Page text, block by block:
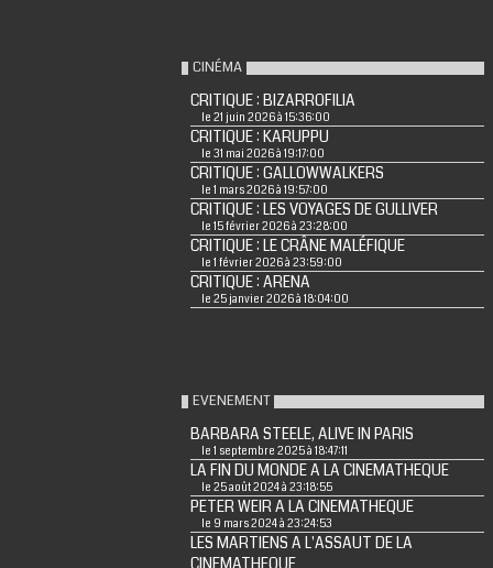
CINÉMA
CRITIQUE : BIZARROFILIA
le 21 juin 2026 à 15:36:00
CRITIQUE : KARUPPU
le 31 mai 2026 à 19:17:00
CRITIQUE : GALLOWWALKERS
le 1 mars 2026 à 19:57:00
CRITIQUE : LES VOYAGES DE GULLIVER
le 15 février 2026 à 23:28:00
CRITIQUE : LE CRÂNE MALÉFIQUE
le 1 février 2026 à 23:59:00
CRITIQUE : ARENA
le 25 janvier 2026 à 18:04:00
EVENEMENT
BARBARA STEELE, ALIVE IN PARIS
le 1 septembre 2025 à 18:47:11
LA FIN DU MONDE A LA CINEMATHEQUE
le 25 août 2024 à 23:18:55
PETER WEIR A LA CINEMATHEQUE
le 9 mars 2024 à 23:24:53
LES MARTIENS A L'ASSAUT DE LA